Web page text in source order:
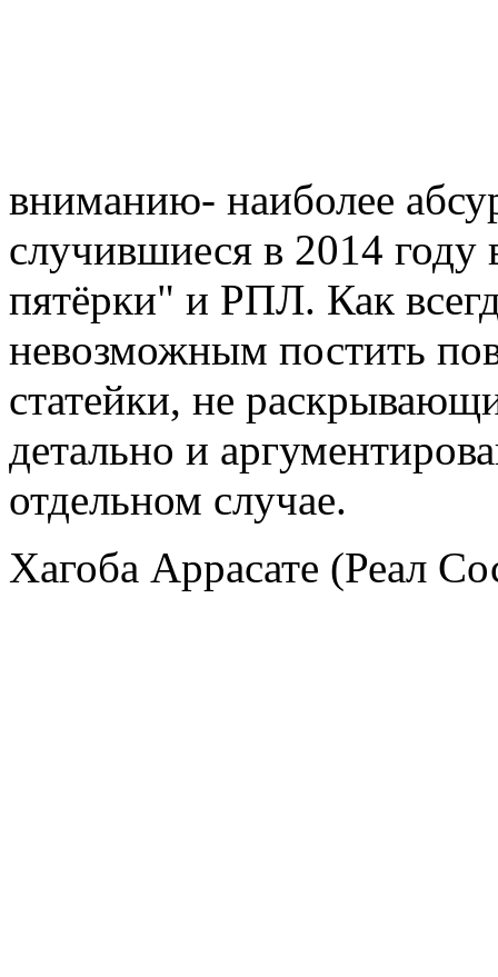
вниманию- наиболее
случившиеся в 2014
пятёрки" и РПЛ. Как
невозможным постить
статейки, не
детально и
отдельном случае.
Хагоба Аррасате (Реал